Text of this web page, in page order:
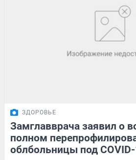
ЗДОРОВЬЕ
Замглавврача заявил о
полном
облбольницы под